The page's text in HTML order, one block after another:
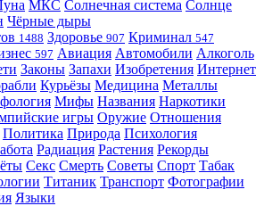
МКС Солнечная система Солнце
Чёрные дыры
1488 Здоровье 907 Криминал 547
597 Авиация Автомобили Алкоголь
Законы Запахи Изобретения Интернет
Курьёзы Медицина Металлы
Мифы Названия Наркотики
игры Оружие Отношения
Политика Природа Психология
Радиация Растения Рекорды
Секс Смерть Советы Спорт Табак
Титаник Транспорт Фотографии
Языки